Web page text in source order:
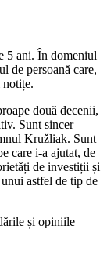
5 ani. În domeniul
de persoană care,
notițe.
două decenii,
Sunt sincer
Kružliak. Sunt
care i-a ajutat, de
de investiții și
astfel de tip de
și opiniile